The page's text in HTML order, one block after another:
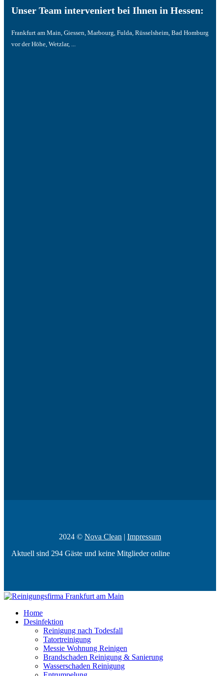
Unser Team interveniert bei Ihnen in Hessen:
Frankfurt am Main, Giessen, Marbourg, Fulda, Rüsselsheim, Bad Homburg
vor der Höhe, Wetzlar, ...
2024 © Nova Clean | Impressum
Aktuell sind 294 Gäste und keine Mitglieder online
Home
Desinfektion
Reinigung nach Todesfall
Tatortreinigung
Messie Wohnung Reinigen
Brandschaden Reinigung & Sanierung
Wasserschaden Reinigung